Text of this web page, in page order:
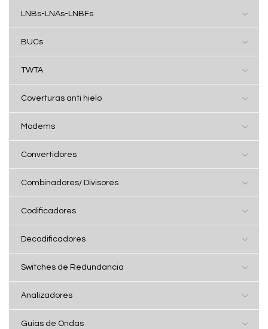
LNBs-LNAs-LNBFs
BUCs
TWTA
Coverturas anti hielo
Modems
Convertidores
Combinadores/ Divisores
Codificadores
Decodificadores
Switches de Redundancia
Analizadores
Guias de Ondas